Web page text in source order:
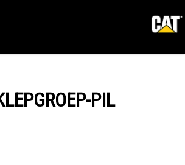
PIL